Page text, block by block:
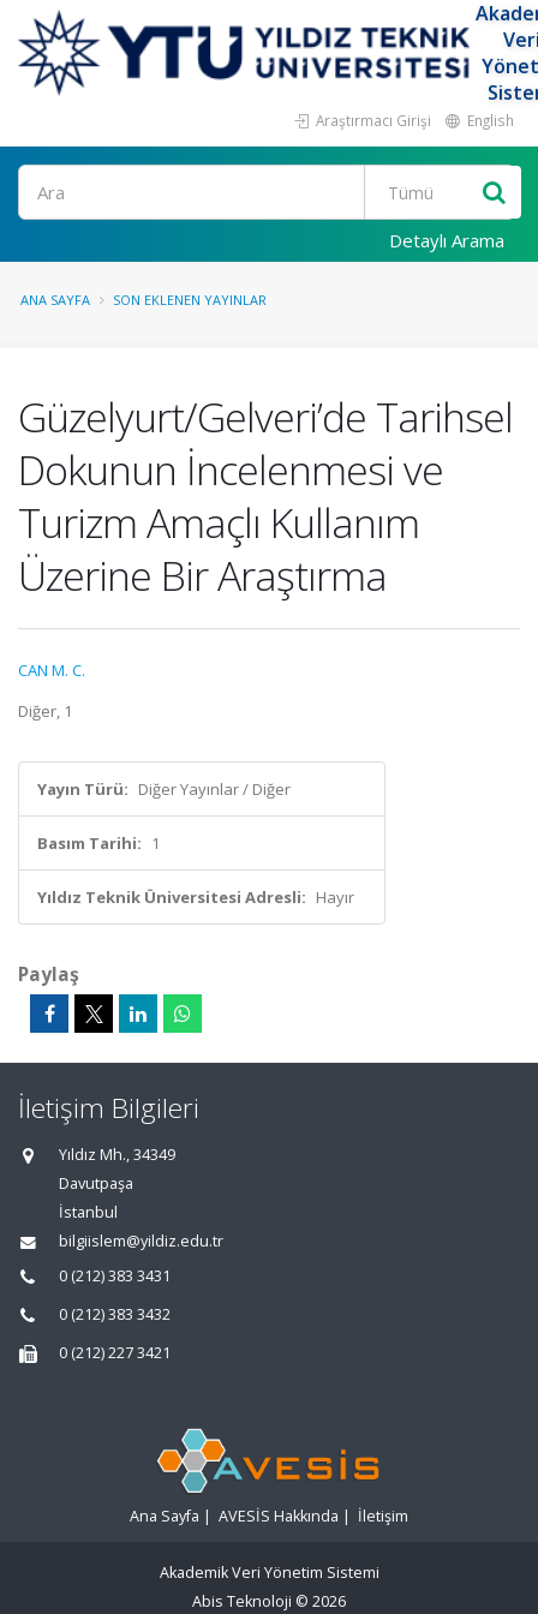
Araştırmacı Girişi English
Ara
Detaylı Arama
ANA SAYFA SON EKLENEN YAYINLAR
Güzelyurt/Gelveri’de Tarihsel
Dokunun İncelenmesi ve
Turizm Amaçlı Kullanım
Üzerine Bir Araştırma
CAN M. C.
Diğer, 1
Yayın Türü: Diğer Yayınlar / Diğer
Basım Tarihi: 1
Yıldız Teknik Üniversitesi Adresli: Hayır
Paylaş
İletişim Bilgileri
Yıldız Mh., 34349
Davutpaşa
İstanbul
bilgiislem@yildiz.edu.tr
0 (212) 383 3431
0 (212) 383 3432
0 (212) 227 3421
Ana Sayfa | AVESİS Hakkında | İletişim
Akademik Veri Yönetim Sistemi
Abis Teknoloji © 2026